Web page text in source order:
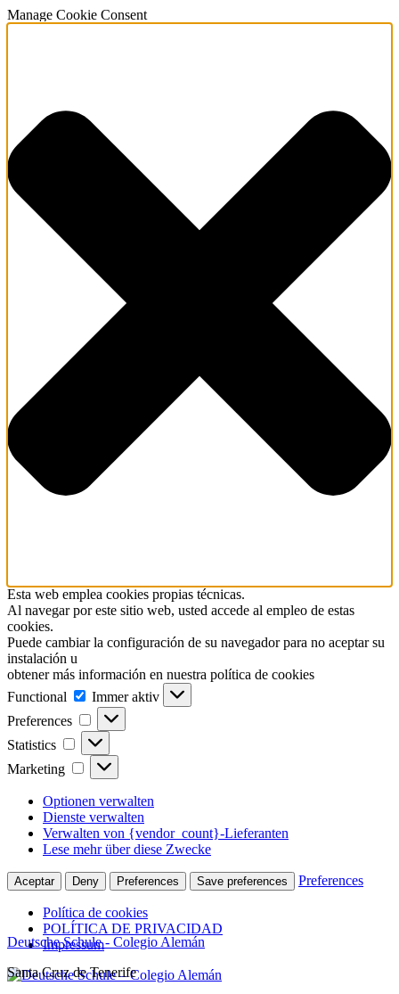
Manage Cookie Consent
Esta web emplea cookies propias técnicas.
Al navegar por este sitio web, usted accede al empleo de estas
cookies.
Puede cambiar la configuración de su navegador para no aceptar su
instalación u
obtener más información en nuestra política de cookies
Functional
Functional
Immer aktiv
Preferences
Preferences
Statistics Statistics
Marketing Marketing
Optionen verwalten
Dienste verwalten
Verwalten von {vendor_count}-Lieferanten
Lese mehr über diese Zwecke
Aceptar Deny Preferences Save preferences Preferences
Política de cookies
POLÍTICA DE PRIVACIDAD
Impressum
Zum
Deutsche Schule - Colegio Alemán
Santa Cruz de Tenerife